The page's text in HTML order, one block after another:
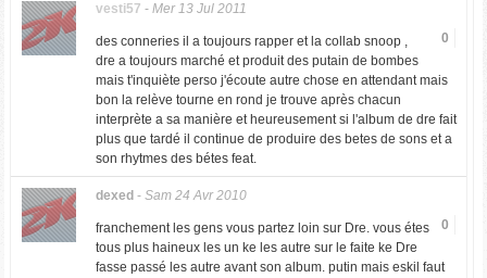
vesti57 - Mer 13 Jul 2011
0
des conneries il a toujours rapper et la collab snoop ,
dre a toujours marché et produit des putain de bombes
mais t'inquiète perso j'écoute autre chose en attendant mais
bon la relève tourne en rond je trouve après chacun
interprète a sa manière et heureusement si l'album de dre fait
plus que tardé il continue de produire des betes de sons et a
son rhytmes des bétes feat.
dexed - Sam 24 Avr 2010
0
franchement les gens vous partez loin sur Dre. vous étes
tous plus haineux les un ke les autre sur le faite ke Dre
fasse passé les autre avant son album. putin mais eskil faut